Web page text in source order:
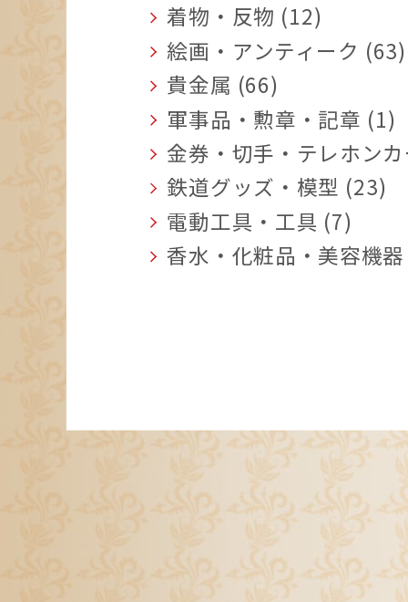
着物・反物 (12)
絵画・アンティーク (63)
貴金属 (66)
軍事品・勲章・記章 (1)
金券・切手・テレホン
鉄道グッズ・模型 (23)
電動工具・工具 (7)
香水・化粧品・美容機